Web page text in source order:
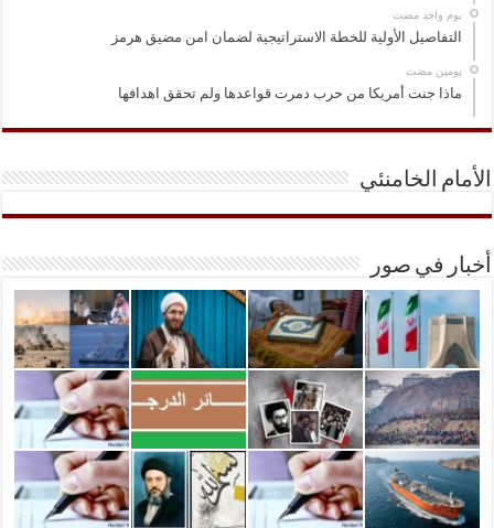
‏يوم واحد مضت
التفاصيل الأولية للخطة الاستراتيجية لضمان امن مضيق هرمز
‏يومين مضت
ماذا جنت أمريكا من حرب دمرت قواعدها ولم تحقق اهدافها
الأمام الخامنئي
أخبار في صور